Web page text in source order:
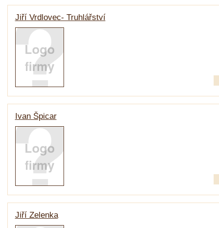
Jiří Vrdlovec- Truhlářství
Ivan Špicar
Jiří Zelenka